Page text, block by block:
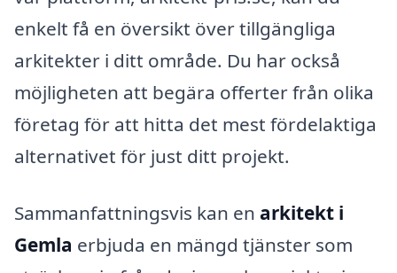
enkelt få en översikt över tillgängliga
arkitekter i ditt område. Du har också
möjligheten att begära offerter från olika
företag för att hitta det mest fördelaktiga
alternativet för just ditt projekt.
Sammanfattningsvis kan en arkitekt i
Gemla erbjuda en mängd tjänster som